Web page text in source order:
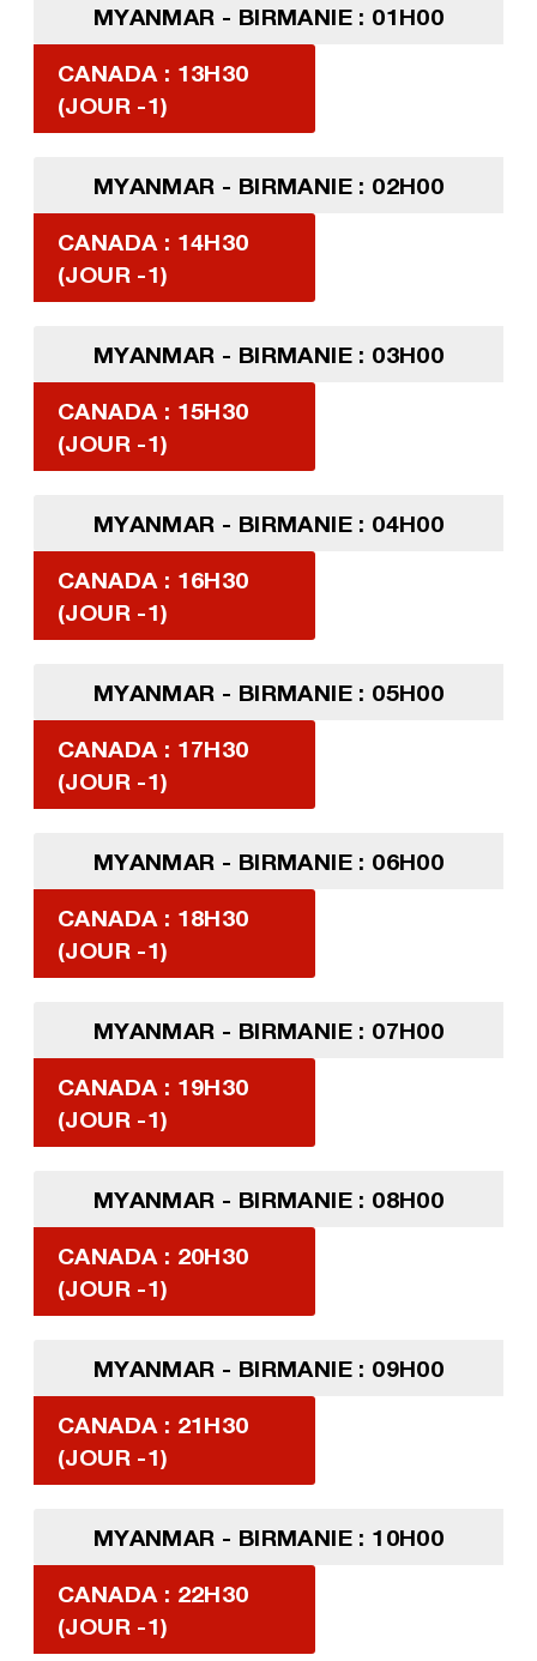
MYANMAR - BIRMANIE : 01H00
CANADA : 13H30
(JOUR -1)
MYANMAR - BIRMANIE : 02H00
CANADA : 14H30
(JOUR -1)
MYANMAR - BIRMANIE : 03H00
CANADA : 15H30
(JOUR -1)
MYANMAR - BIRMANIE : 04H00
CANADA : 16H30
(JOUR -1)
MYANMAR - BIRMANIE : 05H00
CANADA : 17H30
(JOUR -1)
MYANMAR - BIRMANIE : 06H00
CANADA : 18H30
(JOUR -1)
MYANMAR - BIRMANIE : 07H00
CANADA : 19H30
(JOUR -1)
MYANMAR - BIRMANIE : 08H00
CANADA : 20H30
(JOUR -1)
MYANMAR - BIRMANIE : 09H00
CANADA : 21H30
(JOUR -1)
MYANMAR - BIRMANIE : 10H00
CANADA : 22H30
(JOUR -1)